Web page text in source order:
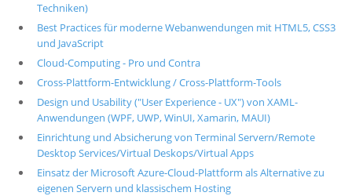
Techniken)
Best Practices für moderne Webanwendungen mit HTML5, CSS3
und JavaScript
Cloud-Computing - Pro und Contra
Cross-Plattform-Entwicklung / Cross-Plattform-Tools
Design und Usability ("User Experience - UX") von XAML-
Anwendungen (WPF, UWP, WinUI, Xamarin, MAUI)
Einrichtung und Absicherung von Terminal Servern/Remote
Desktop Services/Virtual Deskops/Virtual Apps
Einsatz der Microsoft Azure-Cloud-Plattform als Alternative zu
eigenen Servern und klassischem Hosting